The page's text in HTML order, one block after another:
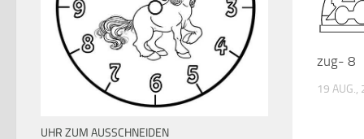
zug- 8
19 AUG.,
UHR ZUM AUSSCHNEIDEN